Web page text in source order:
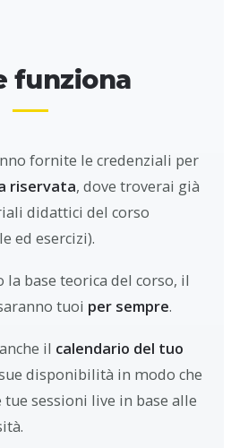
funziona
fornite le credenziali per
riservata, dove troverai già
didattici del corso
ed esercizi).
base teorica del corso, il
tuoi per sempre.
il calendario del tuo
disponibilità in modo che
sessioni live in base alle